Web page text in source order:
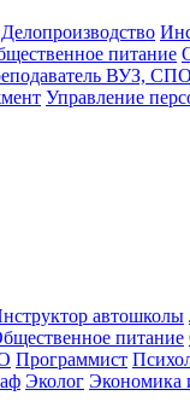
Делопроизводство
питание
ВУЗ, СПО
Управление
автошколы
питание
Программист
Эколог Экономика